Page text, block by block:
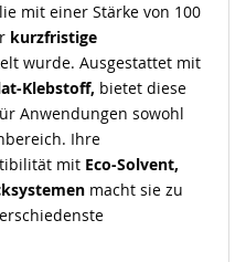
mit einer Stärke von 100
kurzfristige
wurde. Ausgestattet mit
Klebstoff, bietet diese
Anwendungen sowohl
Ihre
mit Eco-Solvent,
macht sie zu